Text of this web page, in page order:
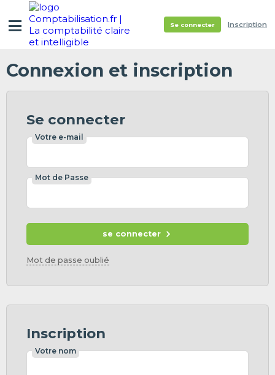
Se connecter Inscription
Connexion et inscription
Se connecter
Votre e-mail
Mot de Passe
se connecter
Mot de passe oublié
Inscription
Votre nom